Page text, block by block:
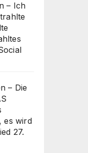
– Ich
– Die
es wird
27.